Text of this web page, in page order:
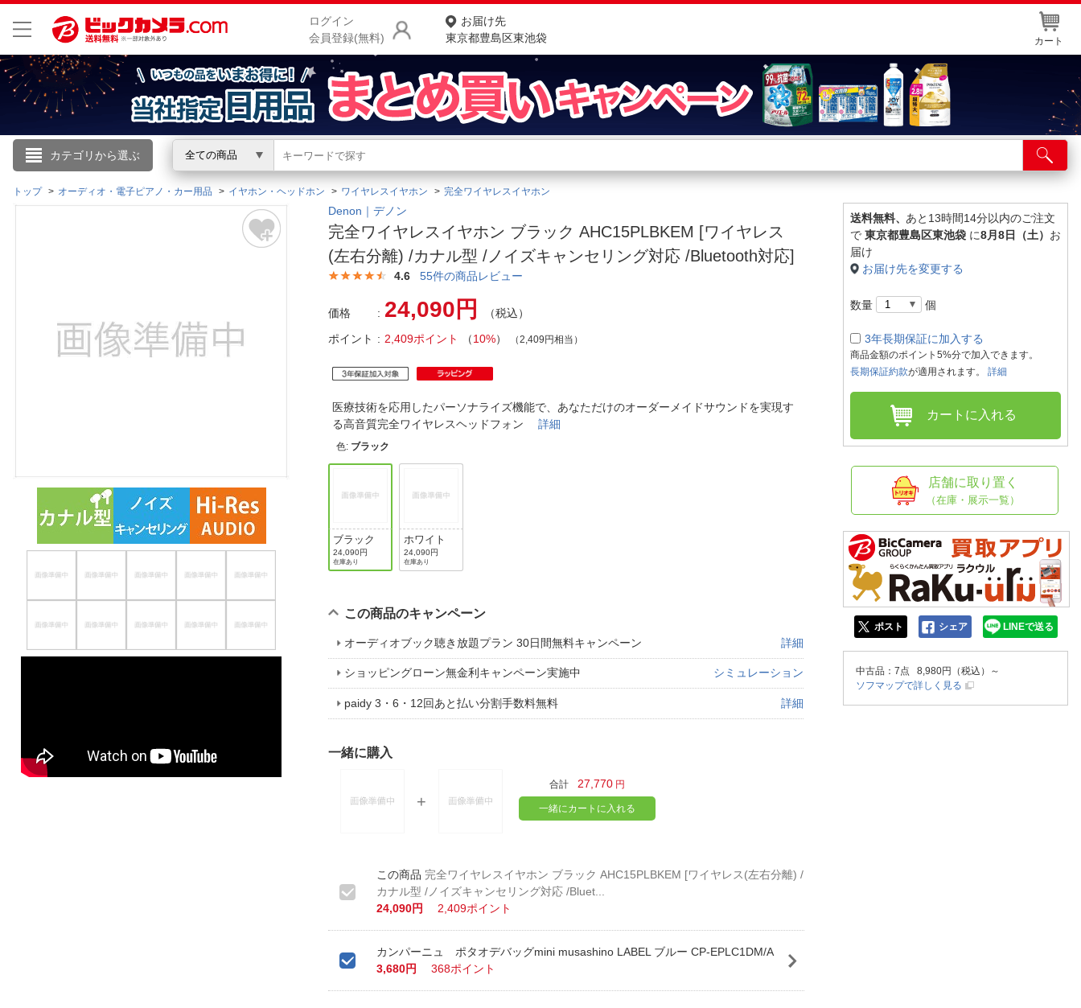
ログイン
会員登録(無料)
お届け先
東京都豊島区東池袋
カート
カテゴリから選ぶ 全ての商品
こんにちは
ログイン
閲覧履歴
商品をさがす
ランキングからさがす
お客様サポート
ご利用ガイド
よくある質問・お問合せ
ご利用規約
店舗サービス
ネット取り置き
店舗情報・店舗一覧
トップ オーディオ・電子ピアノ・カー用品 イヤホン・ヘッドホン ワイヤレスイヤホン 完全ワイヤレスイヤホン
Denon｜デノン
完全ワイヤレスイヤホン ブラック AHC15PLBKEM [ワイヤレス
(左右分離) /カナル型 /ノイズキャンセリング対応 /Bluetooth対応]
4.6 55件の商品レビュー
価格 24,090円
（税込）
ポイント
2,409ポイント （10%） （2,409円相当）
医療技術を応用したパーソナライズ機能で、あなただけのオーダーメイドサウンドを実現す
る高音質完全ワイヤレスヘッドフォン詳細
色: ブラック
ブラック
24,090円
在庫あり
ホワイト
24,090円
在庫あり
この商品のキャンペーン
オーディオブック聴き放題プラン 30日間無料キャンペーン 詳細
ショッピングローン無金利キャンペーン実施中 シミュレーション
paidy 3・6・12回あと払い分割手数料無料 詳細
一緒に購入
合計 27,770 円
一緒にカートに入れる
完全ワイヤレスイヤホン ブラック AHC15PLBKEM [ワイヤレス(左右分離) /
カナル型 /ノイズキャンセリング対応 /Bluet...
24,090円
2,409ポイント
カンパーニュ ポタオデバッグmini musashino LABEL ブルー CP-EPLC1DM/A
3,680円
368ポイント
送料無料、 あと13時間14分以内のご注文
で 東京都豊島区東池袋 に8月8日（土） お
届け
お届け先を変更する
数量 個
3年長期保証に加入する
商品金額のポイント5%分で加入できます。
長期保証約款が適用されます。 詳細
カートに入れる
店舗に取り置く
（在庫・展示一覧）
ポスト シェア LINEで送る
中古品 ：7点 8,980円（税込）～
ソフマップで詳しく見る